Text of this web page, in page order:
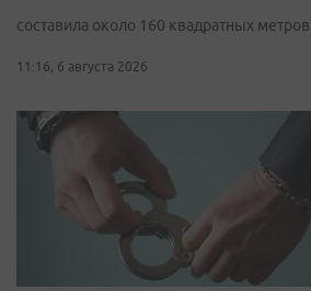
составила около 160 квадратных метров
11:16, 6 августа 2026